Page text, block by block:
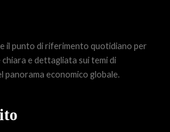
il punto di riferimento quotidiano per
chiara e dettagliata sui temi di
panorama economico globale.